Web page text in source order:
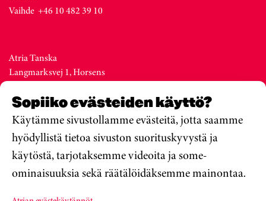
Sopiiko evästeiden käyttö?
Käytämme sivustollamme evästeitä, jotta saamme
hyödyllistä tietoa sivuston suorituskyvystä ja
käytöstä, tarjotaksemme videoita ja some-
ominaisuuksia sekä räätälöidäksemme mainontaa.
Vaihde +46 10 482 39 10
Atria Tanska
Langmarksvej 1, Horsens
Denmark
Vaihde +45 76 28 25 00
Atria Viro
Metsa str. 19, Valga